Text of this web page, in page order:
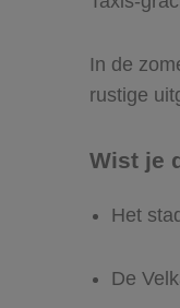
In de
rustige
Wist je
Het
De